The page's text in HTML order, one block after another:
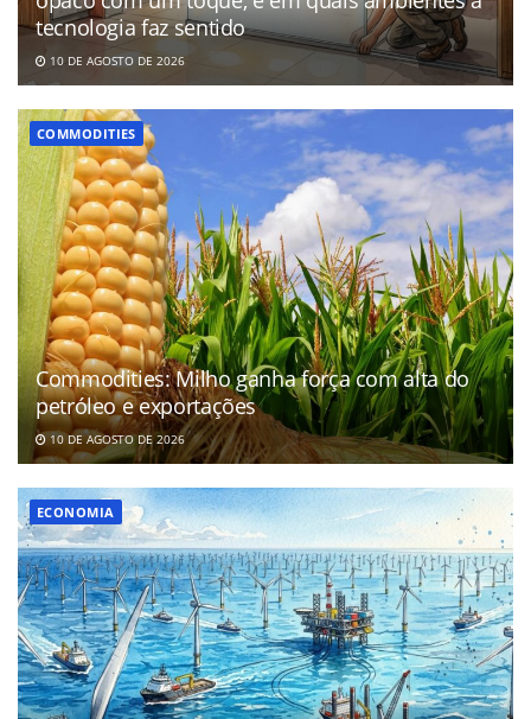
tecnologia faz sentido
10 DE AGOSTO DE 2026
COMMODITIES
Commodities: Milho ganha força com alta do
petróleo e exportações
10 DE AGOSTO DE 2026
ECONOMIA